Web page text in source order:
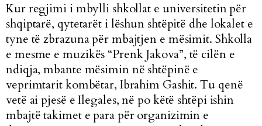
Kur regjimi i mbylli shkollat e universitetin për
shqiptarë, qytetarët i lëshun shtëpitë dhe lokalet e
tyne të zbrazuna për mbajtjen e mësimit. Shkolla
e mesme e muzikës “Prenk Jakova”, të cilën e
ndiqja, mbante mësimin në shtëpinë e
veprimtarit kombëtar, Ibrahim Gashit. Tu qenë
vetë ai pjesë e Ilegales, në po këtë shtëpi ishin
mbajtë takimet e para për organizimin e